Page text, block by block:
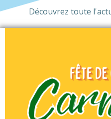
Découvrez toute